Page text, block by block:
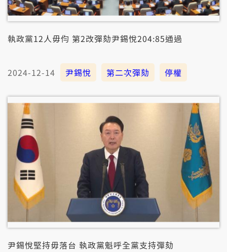
執政黨12人毋伨 第2改彈劾尹錫悅204:85通過
2024-12-14 尹錫悅 第二次彈劾 停權
尹錫悅堅持毋落台 執政黨魁呼全黨支持彈劾